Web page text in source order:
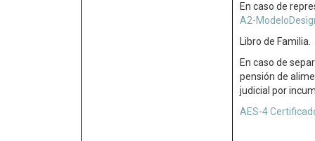
En caso de
A2-
Libro de Familia.
En caso de
pensión de
judicial por
AES-4